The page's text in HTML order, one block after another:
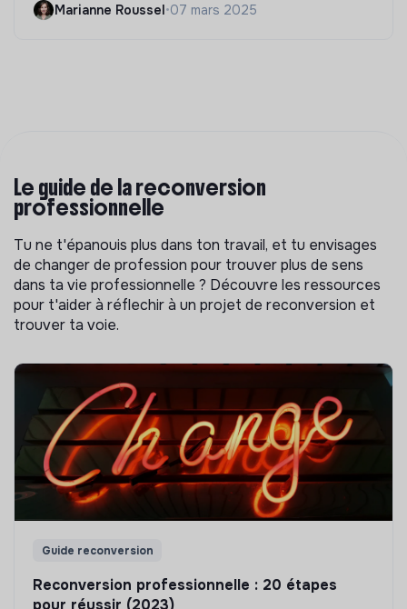
Marianne Roussel•07 mars 2025
Le guide de la reconversion
professionnelle
Tu ne t'épanouis plus dans ton travail, et tu envisages
de changer de profession pour trouver plus de sens
dans ta vie professionnelle ? Découvre les ressources
pour t'aider à réflechir à un projet de reconversion et
trouver ta voie.
Guide reconversion
Reconversion professionnelle : 20 étapes
pour réussir (2023)